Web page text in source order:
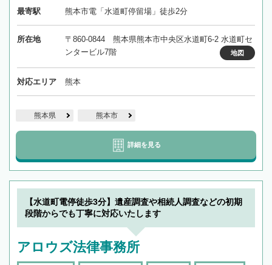
最寄駅 熊本市電「水道町停留場」徒歩2分
所在地
〒860-0844 熊本県熊本市中央区水道町6-2 水道町セ
ンタービル7階
地図
対応エリア 熊本
熊本県 熊本市
詳細を見る
【水道町電停徒歩3分】遺産調査や相続人調査などの初期
段階からでも丁寧に対応いたします
アロウズ法律事務所